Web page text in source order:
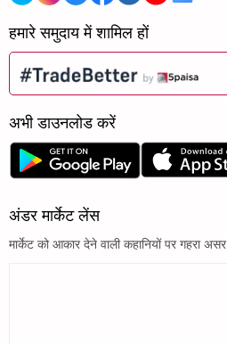
हमारे समुदाय में शामिल हों
अभी डाउनलोड करें
अंडर मार्केट लेंस
मार्केट को आकार देने वाली कहानियों पर गहरा असर